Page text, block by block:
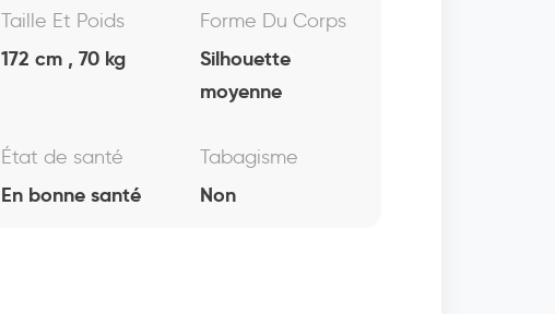
Taille Et Poids
172 cm , 70 kg
Forme Du Corps
Silhouette
moyenne
État de santé
En bonne santé
Tabagisme
Non